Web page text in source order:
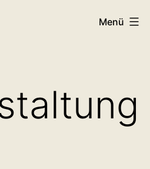
Menü